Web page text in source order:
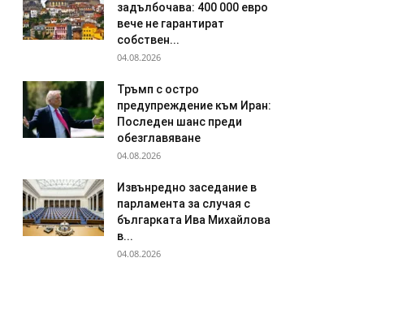
задълбочава: 400 000 евро
вече не гарантират
собствен...
04.08.2026
Тръмп с остро
предупреждение към Иран:
Последен шанс преди
обезглавяване
04.08.2026
Извънредно заседание в
парламента за случая с
българката Ива Михайлова
в...
04.08.2026